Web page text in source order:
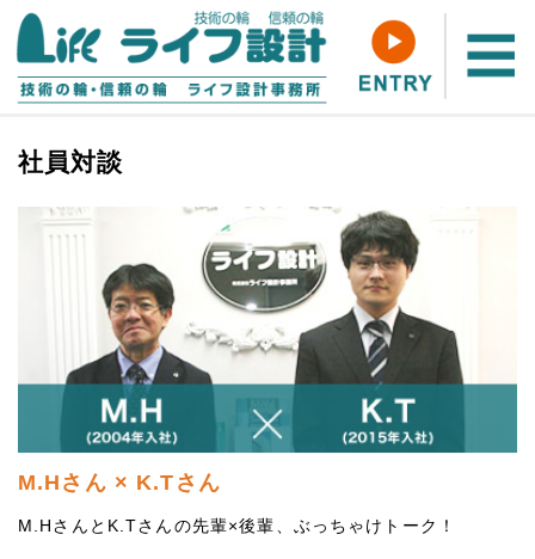
社員対談
M.Hさん × K.Tさん
M.HさんとK.Tさんの先輩×後輩、ぶっちゃけトーク！